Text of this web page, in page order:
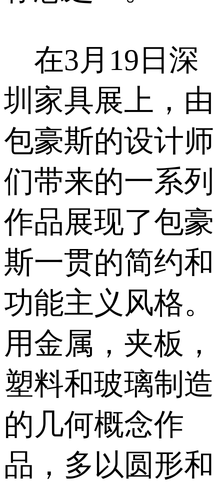
在3月19日深
圳家具展上，由
包豪斯的设计师
们带来的一系列
作品展现了包豪
斯一贯的简约和
功能主义风格。
用金属，夹板，
塑料和玻璃制造
的几何概念作
品，多以圆形和